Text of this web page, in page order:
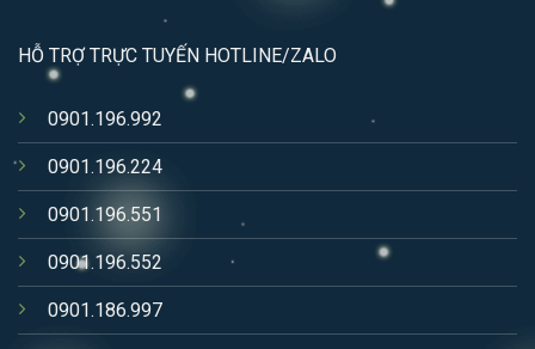
HỖ TRỢ TRỰC TUYẾN HOTLINE/ZALO
0901.196.992
0901.196.224
0901.196.551
0901.196.552
0901.186.997